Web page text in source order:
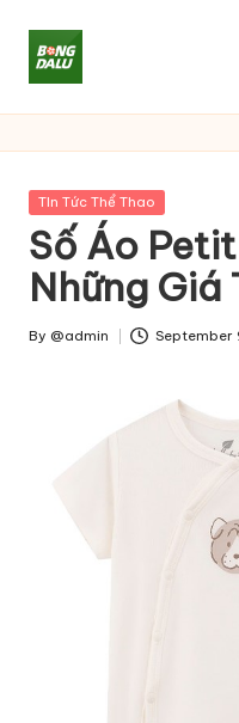
Posted
TIn Tức Thể Thao
Số Áo
Những Giá
Posted
By @admin September